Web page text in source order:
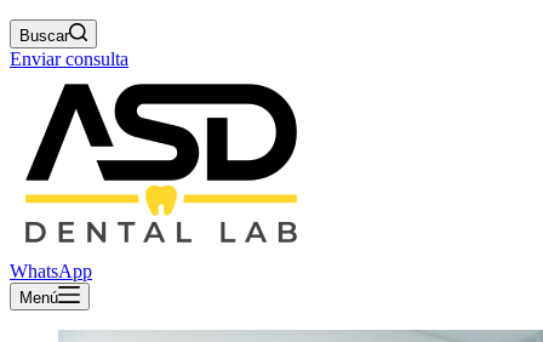
Buscar
Enviar consulta
WhatsApp
Menú